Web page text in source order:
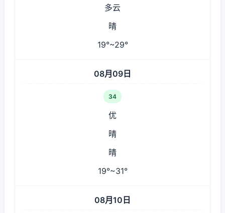
多云
晴
19°~29°
08月09日
34
优
晴
晴
19°~31°
08月10日